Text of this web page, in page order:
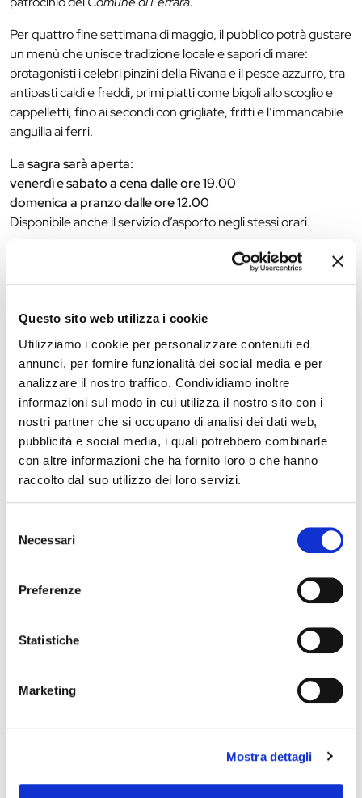
Questo sito web utilizza i cookie
Utilizziamo i cookie per personalizzare contenuti ed
annunci, per fornire funzionalità dei social media e per
analizzare il nostro traffico. Condividiamo inoltre
informazioni sul modo in cui utilizza il nostro sito con i
nostri partner che si occupano di analisi dei dati web,
pubblicità e social media, i quali potrebbero combinarle
con altre informazioni che ha fornito loro o che hanno
raccolto dal suo utilizzo dei loro servizi.
delNecessari
Preferenze
Statistiche
Marketing
Mostra dettagli
Per quattro fine settimana di maggio, il pubblico potrà gustare
un menù che unisce tradizione locale e sapori di mare:
protagonisti i celebri pinzini della Rivana e il pesce azzurro, tra
antipasti caldi e freddi, primi piatti come bigoli allo scoglio e
cappelletti, fino ai secondi con grigliate, fritti e l’immancabile
anguilla ai ferri.
La sagra sarà aperta:
venerdì e sabato a cena dalle ore 19.00
domenica a pranzo dalle ore 12.00
Disponibile anche il servizio d’asporto negli stessi orari.
Oltre alla buona cucina, l’iniziativa mantiene una forte
vocazione solidale, sostenendo progetti sociali e sanitari sul
prevenzione come “Ferrara Cardio Protetta”.
Prenotazioni consigliate: 370 3618173
Ulteriori informazioni disponibili sulle pagine social dedicate
all’evento e al Rivana Garden.
The editorial team is not responsible for any inaccuracies or
changes in the program of events reported. In case of
cancellation, variation, modification of the information of an
event you can write toinfotur@comune.fe.it.